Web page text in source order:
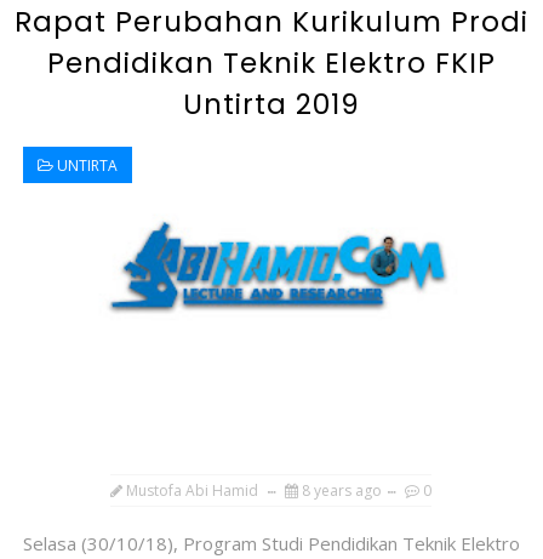
Rapat Perubahan Kurikulum Prodi
Pendidikan Teknik Elektro FKIP
Untirta 2019
UNTIRTA
Mustofa Abi Hamid 8 years ago 0
Selasa (30/10/18), Program Studi Pendidikan Teknik Elektro